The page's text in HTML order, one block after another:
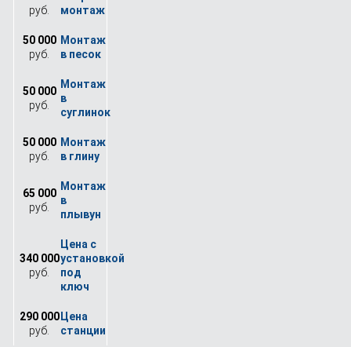
руб.
50 000
руб.
50 000
руб.
50 000
руб.
65 000
руб.
340 000
руб.
290 000
руб.